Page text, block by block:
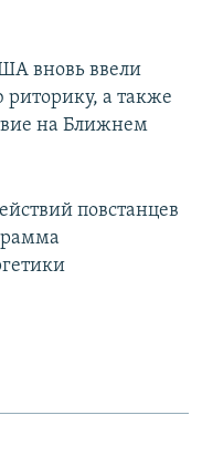
вновь ввели
а также
на Ближнем
повстанцев